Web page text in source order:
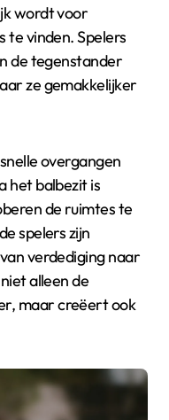
wordt voor
te vinden. Spelers
de tegenstander
ze gemakkelijker
overgangen
het balbezit is
de ruimtes te
spelers zijn
verdediging naar
alleen de
maar creëert ook